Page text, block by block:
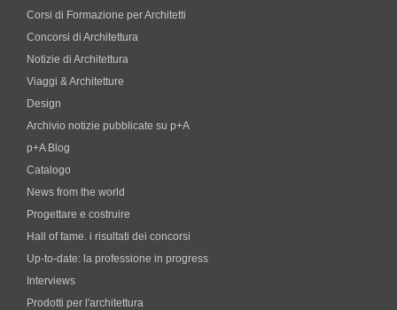
Corsi di Formazione per Architetti
Concorsi di Architettura
Notizie di Architettura
Viaggi & Architetture
Design
Archivio notizie pubblicate su p+A
p+A Blog
Catalogo
News from the world
Progettare e costruire
Hall of fame. i risultati dei concorsi
Up-to-date: la professione in progress
Interviews
Prodotti per l'architettura